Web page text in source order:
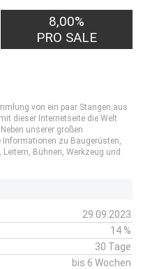
8,00%
PRO SALE
von ein paar Stangen aus
dieser Internetseite die Welt
unserer großen
zu Baugerüsten,
Bühnen, Werkzeug und
29.09.2023
14 %
30 Tage
bis 6 Wochen